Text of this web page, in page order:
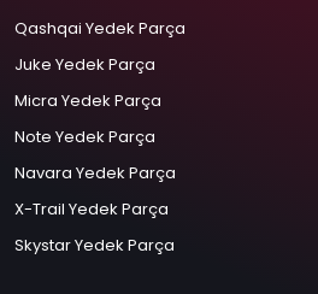
Qashqai Yedek Parça
Juke Yedek Parça
Micra Yedek Parça
Note Yedek Parça
Navara Yedek Parça
X-Trail Yedek Parça
Skystar Yedek Parça